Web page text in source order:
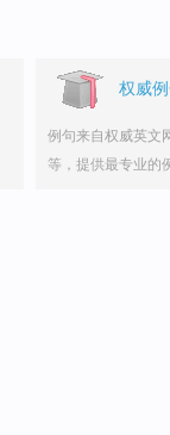
权威
例句来自权威英文
等，提供最专业的